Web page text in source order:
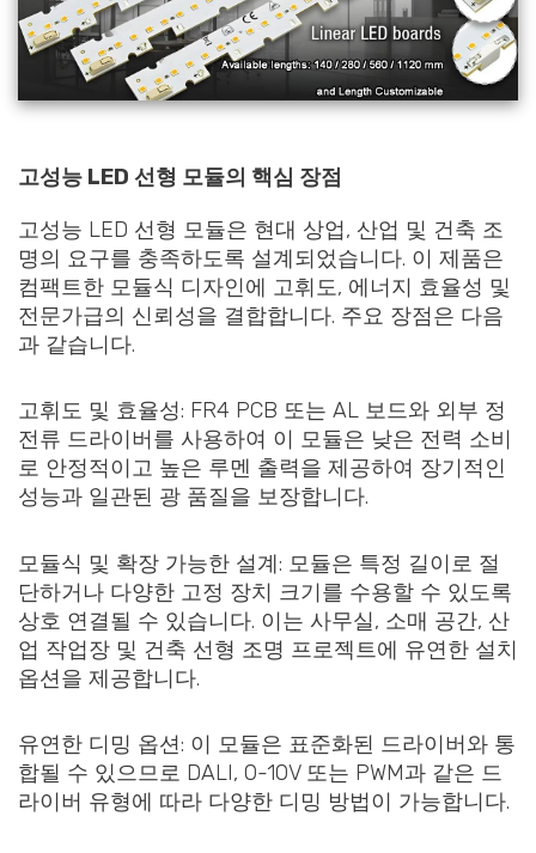
고성능 LED 선형 모듈의 핵심 장점
고성능 LED 선형 모듈은 현대 상업, 산업 및 건축 조
명의 요구를 충족하도록 설계되었습니다. 이 제품은
컴팩트한 모듈식 디자인에 고휘도, 에너지 효율성 및
전문가급의 신뢰성을 결합합니다. 주요 장점은 다음
과 같습니다.
고휘도 및 효율성: FR4 PCB 또는 AL 보드와 외부 정
전류 드라이버를 사용하여 이 모듈은 낮은 전력 소비
로 안정적이고 높은 루멘 출력을 제공하여 장기적인
성능과 일관된 광 품질을 보장합니다.
모듈식 및 확장 가능한 설계: 모듈은 특정 길이로 절
단하거나 다양한 고정 장치 크기를 수용할 수 있도록
상호 연결될 수 있습니다. 이는 사무실, 소매 공간, 산
업 작업장 및 건축 선형 조명 프로젝트에 유연한 설치
옵션을 제공합니다.
유연한 디밍 옵션: 이 모듈은 표준화된 드라이버와 통
합될 수 있으므로 DALI, 0-10V 또는 PWM과 같은 드
라이버 유형에 따라 다양한 디밍 방법이 가능합니다.